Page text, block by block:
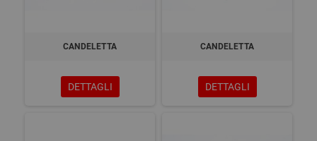
CANDELETTA
DETTAGLI
CANDELETTA
DETTAGLI